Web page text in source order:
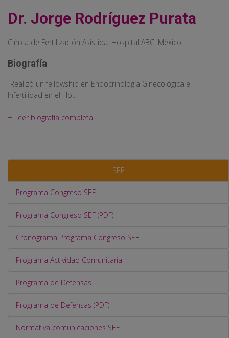
Dr. Jorge Rodríguez Purata
Clínica de Fertilización Asistida. Hospital ABC. México.
Biografía
-Realizó un fellowship en Endocrinología Ginecológica e
Infertilidad en el Ho...
+ Leer biografía completa...
SEF
Programa Congreso SEF
Programa Congreso SEF (PDF)
Cronograma Programa Congreso SEF
Programa Actividad Comunitaria
Programa de Defensas
Programa de Defensas (PDF)
Normativa comunicaciones SEF